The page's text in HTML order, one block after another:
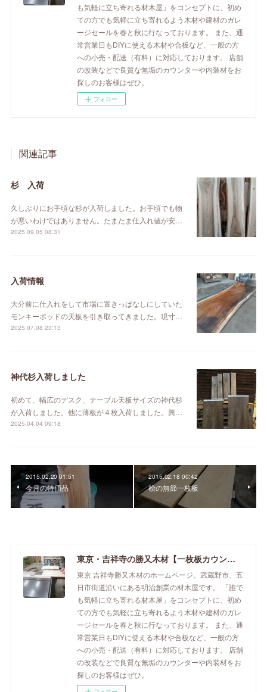
も気軽に立ち寄れる材木屋」をコンセプトに、初め
ての方でも気軽に立ち寄れるよう木材や建材のガレ
ージセールを春と秋に行なっております。 また、通
常営業日もDIYに使える木材や合板など、一般の方
への小売・配送（有料）に対応しております。 店舗
の改装などで良質な無垢のカウンターや内装材をお
探しのお客様はぜひ。
フォロー
関連記事
杉 入荷
久しぶりにお手頃な杉が入荷しました。お手頃でも物
が悪いわけではありません。たまたま仕入れ値が安…
2025.09.05 08:31
入荷情報
大分前に仕入れをして市場に置きっぱなしにしていた
モンキーポッドの天板を引き取ってきました。現寸…
2025.07.08 23:13
神代杉入荷しました
初めて、幅広のデスク、テーブル天板サイズの神代杉
が入荷しました。他に薄板が４枚入荷しました。興…
2025.04.04 09:18
2015.02.20 01:51
今月の特価品
2015.02.18 00:42
桧の無節一枚板
東京・吉祥寺の勝又木材【一枚板カウンター】
東京 吉祥寺勝又木材のホームページ。武蔵野市、五
日市街道沿いにある明治創業の材木屋です。 「誰で
も気軽に立ち寄れる材木屋」をコンセプトに、初め
ての方でも気軽に立ち寄れるよう木材や建材のガレ
ージセールを春と秋に行なっております。 また、通
常営業日もDIYに使える木材や合板など、一般の方
への小売・配送（有料）に対応しております。 店舗
の改装などで良質な無垢のカウンターや内装材をお
探しのお客様はぜひ。